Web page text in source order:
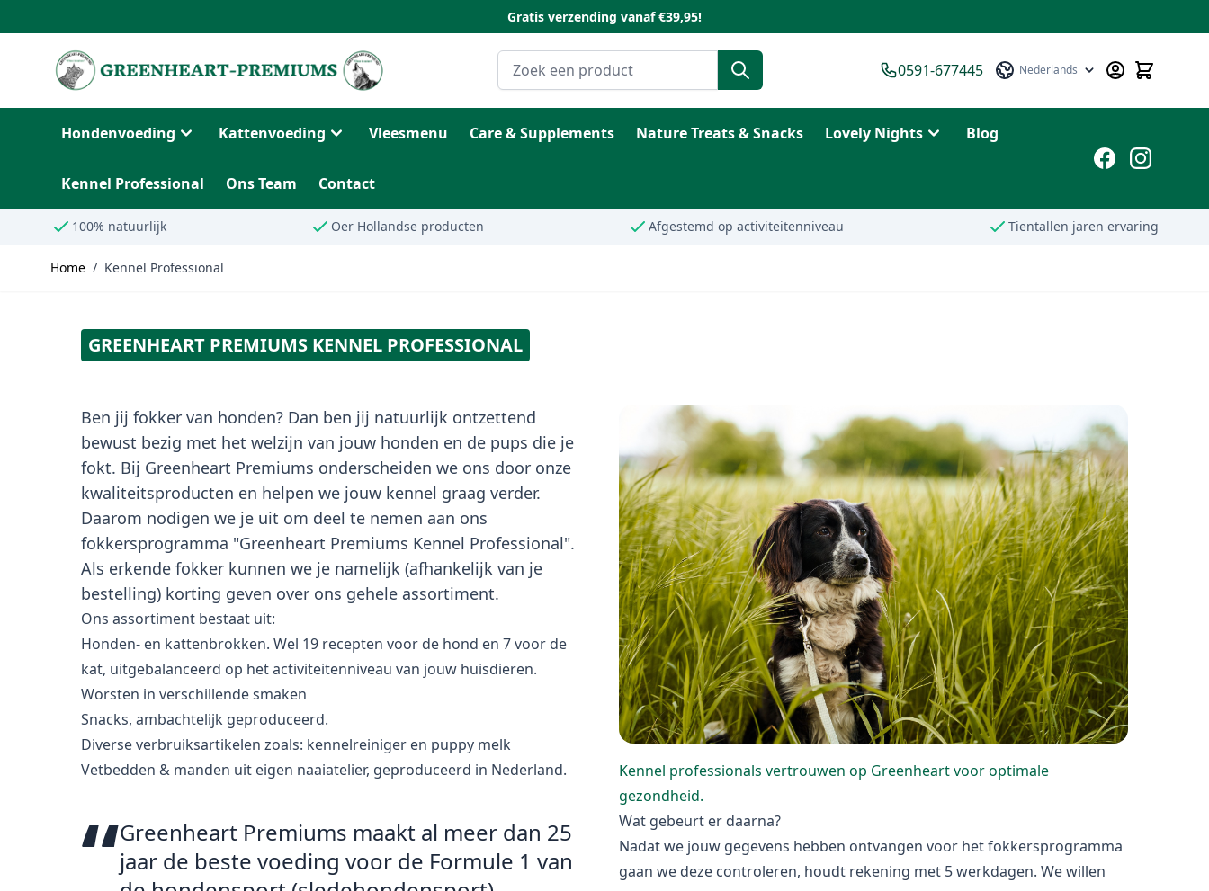
Gratis verzending vanaf €39,95!
Zoeken
0591-677445 Taal Nederlands
Hondenvoeding Kattenvoeding Vleesmenu Care & Supplements Nature Treats & Snacks Lovely Nights Blog
Kennel Professional Ons Team Contact
100% natuurlijk Oer Hollandse producten Afgestemd op activiteitenniveau Tientallen jaren ervaring
Home / Kennel Professional
GREENHEART PREMIUMS KENNEL PROFESSIONAL
Ben jij fokker van honden? Dan ben jij natuurlijk ontzettend
bewust bezig met het welzijn van jouw honden en de pups die je
fokt. Bij Greenheart Premiums onderscheiden we ons door onze
kwaliteitsproducten en helpen we jouw kennel graag verder.
Daarom nodigen we je uit om deel te nemen aan ons
fokkersprogramma "Greenheart Premiums Kennel Professional".
Als erkende fokker kunnen we je namelijk (afhankelijk van je
bestelling) korting geven over ons gehele assortiment.
Ons assortiment bestaat uit:
Honden- en kattenbrokken. Wel 19 recepten voor de hond en 7 voor de
kat, uitgebalanceerd op het activiteitenniveau van jouw huisdieren.
Worsten in verschillende smaken
Snacks, ambachtelijk geproduceerd.
Diverse verbruiksartikelen zoals: kennelreiniger en puppy melk
Vetbedden & manden uit eigen naaiatelier, geproduceerd in Nederland.
Greenheart Premiums maakt al meer dan 25
jaar de beste voeding voor de Formule 1 van
Kennel professionals vertrouwen op Greenheart voor optimale
gezondheid.
Wat gebeurt er daarna?
Nadat we jouw gegevens hebben ontvangen voor het fokkersprogramma
gaan we deze controleren, houdt rekening met 5 werkdagen. We willen